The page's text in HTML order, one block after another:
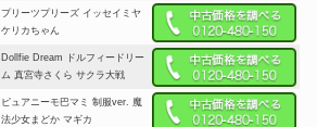
プリーツプリーズ イッセイミヤ
ケリカちゃん
Dollfie Dream ドルフィードリー
ム 真宮寺さくら サクラ大戦
ピュアニーモ巴マミ 制服ver. 魔
法少女まどか マギカ